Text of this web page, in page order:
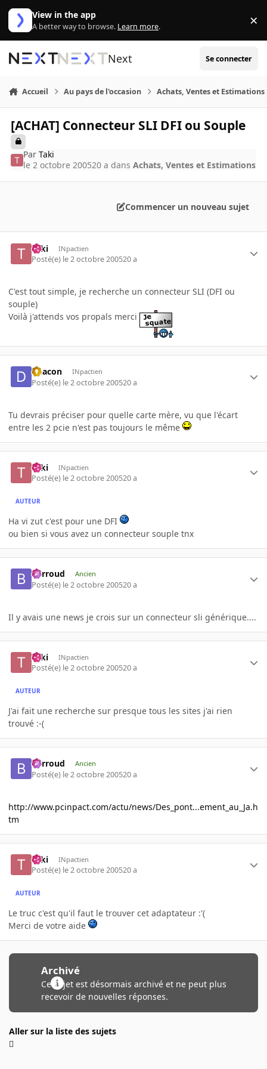
Aller au contenu
View in the app
A better way to browse. Learn more. ×
Next Se connecter
Accueil Au pays de l'occasion Achats, Ventes et Estimations
[ACHAT] Connecteur SLI DFI ou Souple
ParTaki
le 2 octobre 200520 a dansAchats, Ventes et Estimations
Commencer un nouveau sujet
Taki INpactien
Posté(e) le 2 octobre 200520 a
C'est tout simple, je recherche un connecteur SLI (DFI ou
souple)
Voilà j'attends vos propals merci
Deacon INpactien
Posté(e) le 2 octobre 200520 a
Tu devrais préciser pour quelle carte mère, vu que l'écart
entre les 2 pcie n'est pas toujours le même
Taki INpactien
Posté(e) le 2 octobre 200520 a
AUTEUR
Ha vi zut c'est pour une DFI
ou bien si vous avez un connecteur souple tnx
Barroud Ancien
Posté(e) le 2 octobre 200520 a
Il y avais une news je crois sur un connecteur sli générique....
Taki INpactien
Posté(e) le 2 octobre 200520 a
AUTEUR
J'ai fait une recherche sur presque tous les sites j'ai rien
trouvé :-(
Barroud Ancien
Posté(e) le 2 octobre 200520 a
http://www.pcinpact.com/actu/news/Des_pont...ement_au_Ja.h
tm
Taki INpactien
Posté(e) le 2 octobre 200520 a
AUTEUR
Le truc c'est qu'il faut le trouver cet adaptateur :'(
Merci de votre aide
Archivé
Ce sujet est désormais archivé et ne peut plus
recevoir de nouvelles réponses.
Aller sur la liste des sujets